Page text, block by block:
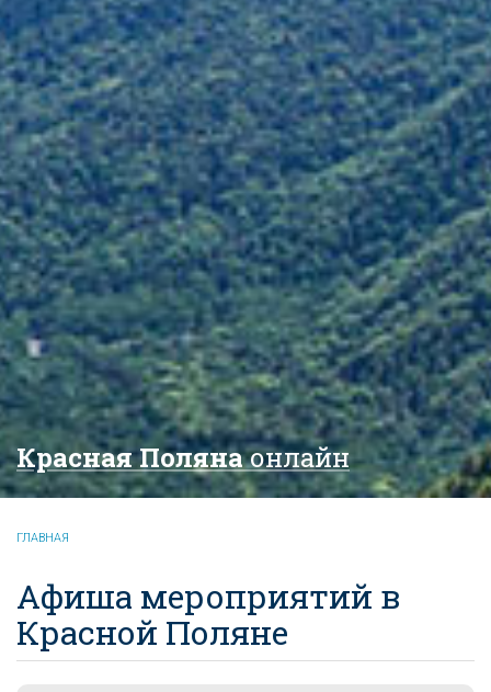
Красная Полянаонлайн
ГЛАВНАЯ
Афиша мероприятий в
Красной Поляне